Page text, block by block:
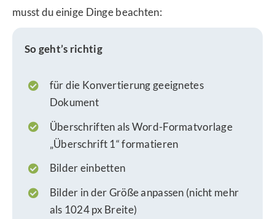
musst du einige Dinge beachten:
So geht’s richtig
für die Konvertierung geeignetes
Dokument
Überschriften als Word-Formatvorlage
„Überschrift 1“ formatieren
Bilder einbetten
Bilder in der Größe anpassen (nicht mehr
als 1024 px Breite)